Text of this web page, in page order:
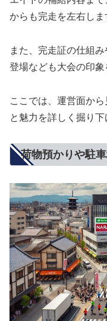
からも完走を左右しま
また、完走証の仕組
登場なども大会の印象
ここでは、運営面か
と魅力を詳しく掘り下
荷物預かりや駐